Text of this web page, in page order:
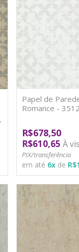
Papel de
Romance -
R$678,50
R$610,65 À
PIX/transferência
em até 6xde